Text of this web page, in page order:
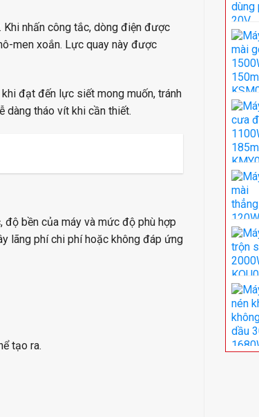
nhấn công tắc, dòng điện được
men xoắn. Lực quay này được
đạt đến lực siết mong muốn, tránh
dàng tháo vít khi cần thiết.
bền của máy và mức độ phù hợp
lãng phí chi phí hoặc không đáp ứng
tạo ra.